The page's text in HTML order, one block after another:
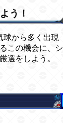
う！
球から多く出現
この機会に、シ
選をしよう。